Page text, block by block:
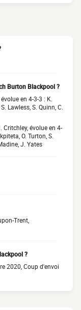
Burton Blackpool ?
en 4-3-3 : K.
Lawless, S. Quinn, C.
Critchley, évolue en 4-
O. Turton, S.
J. Yates
Trent,
?
2020, Coup d'envoi